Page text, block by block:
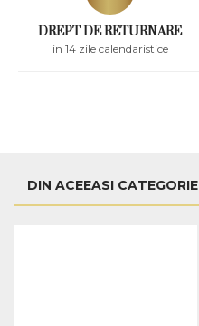
DREPT DE RETURNARE
in 14 zile calendaristice
DIN ACEEASI CATEGORIE